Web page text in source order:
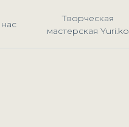
Творческая
мастерская Yuri.ko